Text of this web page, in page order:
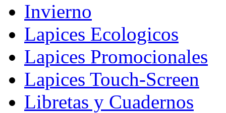
Invierno
Lapices Ecologicos
Lapices Promocionales
Lapices Touch-Screen
Libretas y Cuadernos